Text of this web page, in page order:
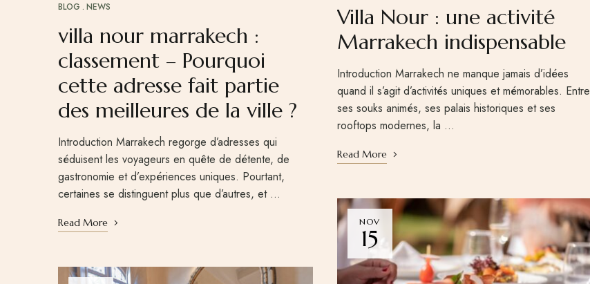
BLOG NEWS
villa nour marrakech :
classement – Pourquoi
cette adresse fait partie
des meilleures de la ville ?
Introduction Marrakech regorge d’adresses qui
séduisent les voyageurs en quête de détente, de
gastronomie et d’expériences uniques. Pourtant,
certaines se distinguent plus que d’autres, et …
Read More
Villa Nour : une activité
Marrakech indispensable
Introduction Marrakech ne manque jamais d’idées
quand il s’agit d’activités uniques et mémorables. Entre
ses souks animés, ses palais historiques et ses
rooftops modernes, la …
Read More
NOV
15